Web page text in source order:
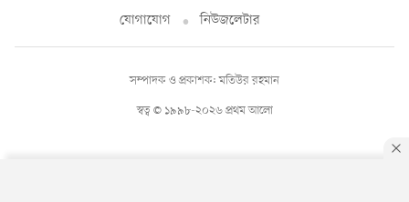
যোগাযোগ
নিউজলেটার
স্বত্ব © ১৯৯৮-২০২৬ প্রথম আলো
সম্পাদক ও প্রকাশক: মতিউর রহমান